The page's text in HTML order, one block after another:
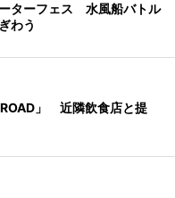
ターフェス 水風船バトル
わう
」 近隣飲食店と提